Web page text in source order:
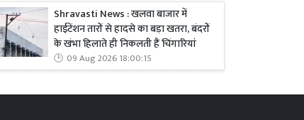
Shravasti News : खलवा बाजार में
हाईटेंशन तारों से हादसे का बड़ा खतरा, बंदरों
के खंभा हिलाते ही निकलती हैं चिंगारियां
09 Aug 2026 18:00:15